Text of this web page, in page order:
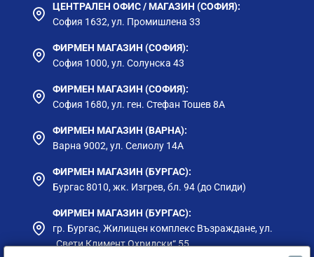
ЦЕНТРАЛЕН ОФИС / МАГАЗИН (СОФИЯ):
София 1632, ул. Промишлена 33
ФИРМЕН МАГАЗИН (СОФИЯ):
София 1000, ул. Солунска 43
ФИРМЕН МАГАЗИН (СОФИЯ):
София 1680, ул. ген. Стефан Тошев 8А
ФИРМЕН МАГАЗИН (ВАРНА):
Варна 9002, ул. Селиолу 14А
ФИРМЕН МАГАЗИН (БУРГАС):
Бургас 8010, жк. Изгрев, бл. 94 (до Спиди)
ФИРМЕН МАГАЗИН (БУРГАС):
гр. Бургас, Жилищен комплекс Възраждане, ул.
„Свети Климент Охридски“ 55